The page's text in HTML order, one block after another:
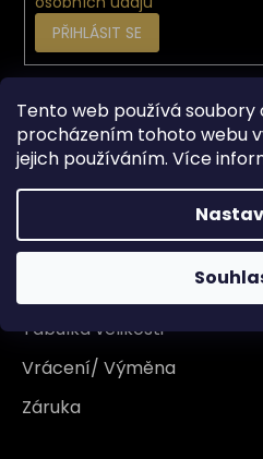
Tento web používá soubory
procházením tohoto webu
jejich používáním. Více
PŘIHLÁSIT SE
Vše o nákupu
Doprava
Platba
Tabulka velikosti
Vrácení/ Výměna
Záruka